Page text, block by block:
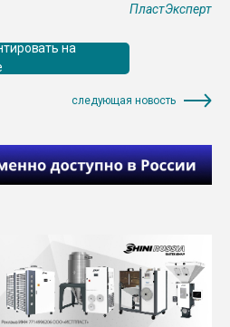
ПластЭксперт
на
следующая новость